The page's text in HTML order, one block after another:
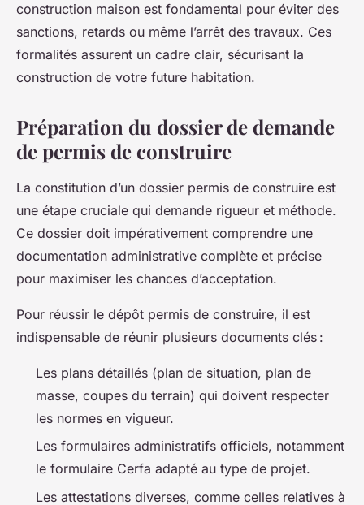
construction maison est fondamental pour éviter des
sanctions, retards ou même l’arrêt des travaux. Ces
formalités assurent un cadre clair, sécurisant la
construction de votre future habitation.
Préparation du dossier de demande
de permis de construire
La constitution d’un dossier permis de construire est
une étape cruciale qui demande rigueur et méthode.
Ce dossier doit impérativement comprendre une
documentation administrative complète et précise
pour maximiser les chances d’acceptation.
Pour réussir le dépôt permis de construire, il est
indispensable de réunir plusieurs documents clés :
Les plans détaillés (plan de situation, plan de
masse, coupes du terrain) qui doivent respecter
les normes en vigueur.
Les formulaires administratifs officiels, notamment
le formulaire Cerfa adapté au type de projet.
Les attestations diverses, comme celles relatives à